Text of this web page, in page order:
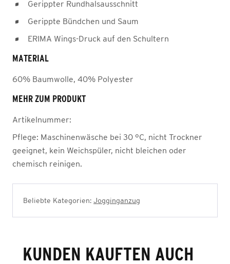
Gerippter Rundhalsausschnitt
Gerippte Bündchen und Saum
ERIMA Wings-Druck auf den Schultern
MATERIAL
60% Baumwolle, 40% Polyester
MEHR ZUM PRODUKT
Artikelnummer:
Pflege: Maschinenwäsche bei 30 °C, nicht Trockner
geeignet, kein Weichspüler, nicht bleichen oder
chemisch reinigen.
Beliebte Kategorien: Jogginganzug
KUNDEN KAUFTEN AUCH